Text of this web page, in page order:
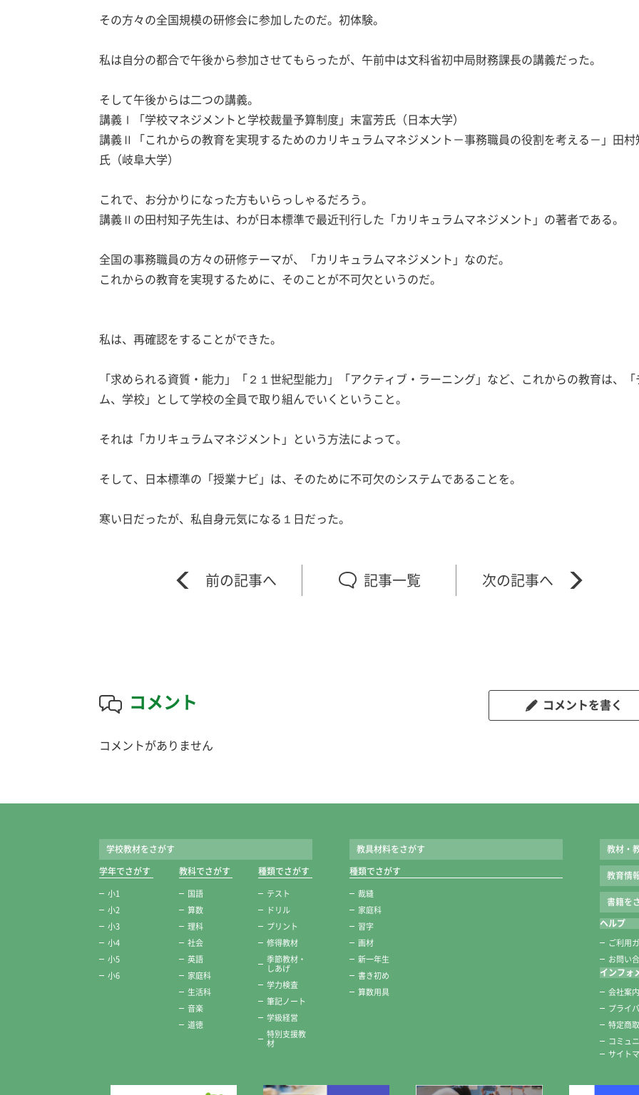
その方々の全国規模の研修会に参加したのだ。初体験。
私は自分の都合で午後から参加させてもらったが、午前中は文科省初中局財務課長の講義だった。
そして午後からは二つの講義。
講義Ⅰ「学校マネジメントと学校裁量予算制度」末富芳氏（日本大学）
講義Ⅱ「これからの教育を実現するためのカリキュラムマネジメント－事務職員の役割を考える－」田村
氏（岐阜大学）
これで、お分かりになった方もいらっしゃるだろう。
講義Ⅱの田村知子先生は、わが日本標準で最近刊行した「カリキュラムマネジメント」の著者である。
全国の事務職員の方々の研修テーマが、「カリキュラムマネジメント」なのだ。
これからの教育を実現するために、そのことが不可欠というのだ。
私は、再確認をすることができた。
「求められる資質・能力」「２１世紀型能力」「アクティブ・ラーニング」など、これからの教育は、「
ム、学校」として学校の全員で取り組んでいくということ。
それは「カリキュラムマネジメント」という方法によって。
そして、日本標準の「授業ナビ」は、そのために不可欠のシステムであることを。
寒い日だったが、私自身元気になる１日だった。
記事一覧
コメント コメントを書く
コメントがありません
学校教材をさがす
学年でさがす
小1
小2
小3
小4
小5
小6
教科でさがす
国語
算数
理科
社会
英語
家庭科
生活科
音楽
道徳
種類でさがす
テスト
ドリル
プリント
修得教材
季節教材・
しあげ
学力検査
筆記ノート
学級経営
特別支援教
材
教具材料をさがす
種類でさがす
裁縫
家庭科
習字
画材
新一年生
書き初め
算数用具
教材・
教育情
書籍を
ヘルプ
ご利用
お問い
インフォ
会社案内
プライ
特定商
コミュ
サイト